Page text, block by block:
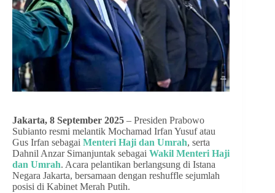
Jakarta, 8 September 2025 – Presiden Prabowo
Subianto resmi melantik Mochamad Irfan Yusuf atau
Gus Irfan sebagai Menteri Haji dan Umrah, serta
Dahnil Anzar Simanjuntak sebagai Wakil Menteri Haji
dan Umrah. Acara pelantikan berlangsung di Istana
Negara Jakarta, bersamaan dengan reshuffle sejumlah
posisi di Kabinet Merah Putih.